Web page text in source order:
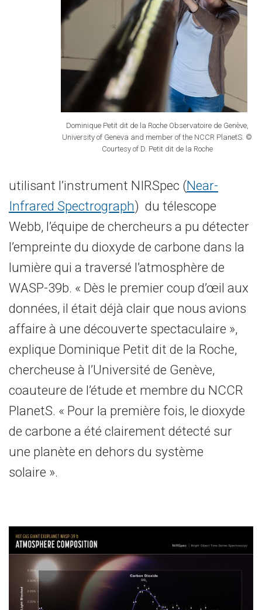
Dominique Petit dit de la Roche Observatoire de Genève,
University of Geneva and member of the NCCR PlanetS. ©
Courtesy of D. Petit dit de la Roche
utilisant l’instrument NIRSpec (Near-
Infrared Spectrograph) du télescope
Webb, l’équipe de chercheurs a pu détecter
l’empreinte du dioxyde de carbone dans la
lumière qui a traversé l’atmosphère de
WASP-39b. « Dès le premier coup d’œil aux
données, il était déjà clair que nous avions
affaire à une découverte spectaculaire »,
explique Dominique Petit dit de la Roche,
chercheuse à l’Université de Genève,
coauteure de l’étude et membre du NCCR
PlanetS. « Pour la première fois, le dioxyde
de carbone a été clairement détecté sur
une planète en dehors du système
solaire ».